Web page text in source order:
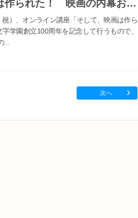
十文字学園女子大学が11月3日に「そして、映画は作られた！ 映画の内幕お話しします。」を開講 -- 十文字学園100周年記念講座
）、オンライン講座「そして、映画は作ら
学園創立100周年を記念して行うもので、
次へ